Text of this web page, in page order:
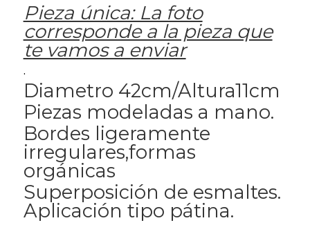
Pieza única: La foto
corresponde a la pieza que
te vamos a enviar
.
Diametro 42cm/Altura11cm
Piezas modeladas a mano.
Bordes ligeramente
irregulares,formas
orgánicas
Superposición de esmaltes.
Aplicación tipo pátina.